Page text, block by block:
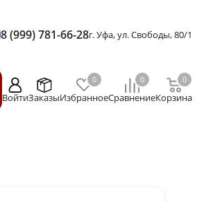
8 (999) 781-66-28г. Уфа, ул. Свободы, 80/1
ВойтиЗаказы
0
Избранное
0
Сравнение
0
Корзина